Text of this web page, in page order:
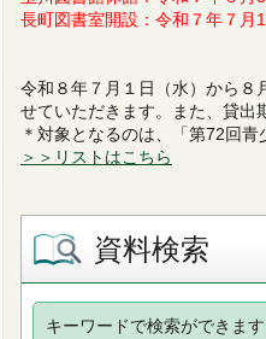
長町図書室開設：令和７年７月
令和８年７月１日（水）から８
せていただきます。また、貸出
＊対象となるのは、「第72回
＞＞リストはこちら
資料検索
キーワードで検索ができます